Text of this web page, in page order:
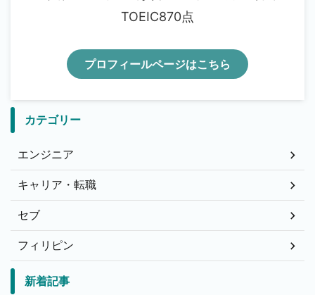
TOEIC870点
プロフィールページはこちら
カテゴリー
エンジニア
キャリア・転職
セブ
フィリピン
新着記事